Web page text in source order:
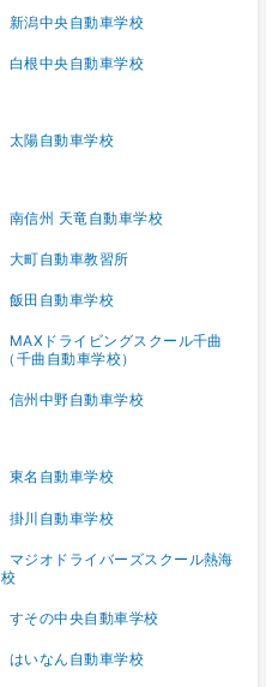
新潟中央自動車学校
白根中央自動車学校
太陽自動車学校
南信州 天竜自動車学校
大町自動車教習所
飯田自動車学校
MAXドライビングスクール千曲
（千曲自動車学校）
信州中野自動車学校
東名自動車学校
掛川自動車学校
マジオドライバーズスクール熱海
校
すその中央自動車学校
はいなん自動車学校